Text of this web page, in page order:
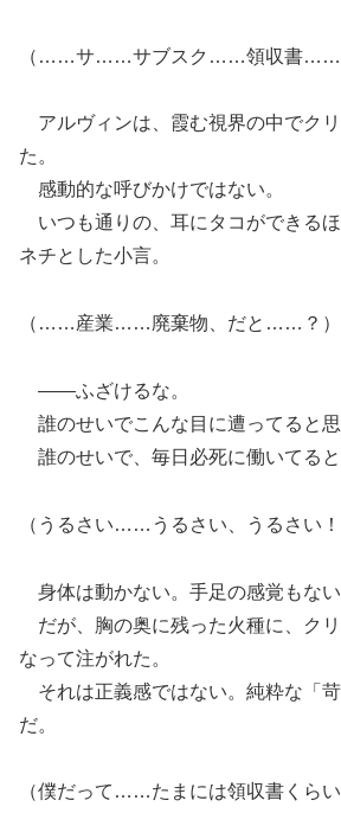
（……サ……サブスク……領収書……
アルヴィンは、霞む視界の中でク
た。
感動的な呼びかけではない。
いつも通りの、耳にタコができる
ネチとした小言。
（……産業……廃棄物、だと……？）
――ふざけるな。
誰のせいでこんな目に遭ってると思
誰のせいで、毎日必死に働いてると
（うるさい……うるさい、うるさい！
身体は動かない。手足の感覚もない
だが、胸の奥に残った火種に、ク
なって注がれた。
それは正義感ではない。純粋な「苛
だ。
（僕だって……たまには領収書くらい